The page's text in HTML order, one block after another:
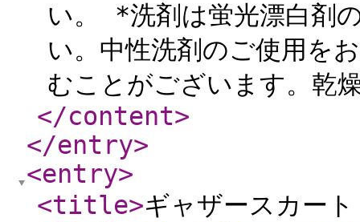
い。 *洗剤は蛍光漂白剤
い。中性洗剤のご使用を
むことがございます。乾
</content>
</entry>
<entry>
<title>ギャザースカ